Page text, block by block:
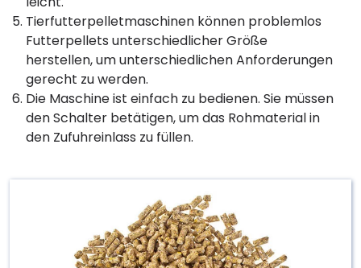
Tierfutterpelletmaschinen können problemlos
Futterpellets unterschiedlicher Größe
herstellen, um unterschiedlichen Anforderungen
gerecht zu werden.
Die Maschine ist einfach zu bedienen. Sie müssen
den Schalter betätigen, um das Rohmaterial in
den Zufuhreinlass zu füllen.